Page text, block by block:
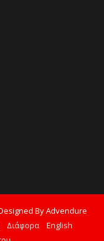
By Advendure
Διάφορα
English